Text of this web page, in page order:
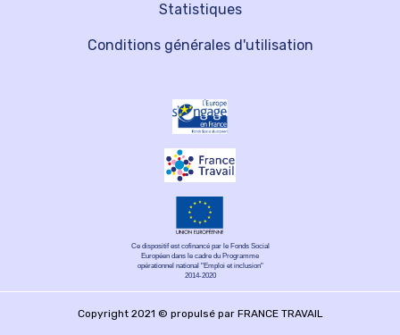
Statistiques
Conditions générales d'utilisation
Ce dispositif est cofinancé par le Fonds Social
Européen dans le cadre du Programme
opérationnel national "Emploi et inclusion"
2014-2020
Copyright 2021 © propulsé par FRANCE TRAVAIL